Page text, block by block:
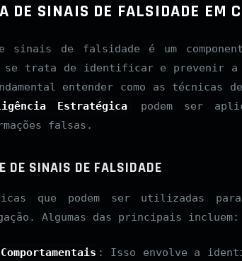
DE SINAIS DE FALSIDADE EM
sinais de falsidade é um
se trata de identificar e prevenir a
entender como as técnicas
Estratégica
podem ser
falsas.
DE SINAIS DE FALSIDADE
que podem ser utilizadas
Algumas das principais incluem:
: Isso envolve a